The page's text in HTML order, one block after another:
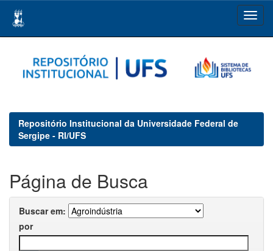
navigation
Repositório Institucional da Universidade Federal de
Sergipe - RI/UFS
Página de Busca
Buscar em:
por